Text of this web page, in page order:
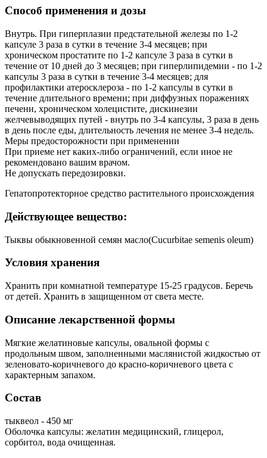
Способ применения и дозы
Внутрь. При гиперплазии предстательной железы по 1-2
капсуле 3 раза в сутки в течение 3-4 месяцев; при
хроническом простатите по 1-2 капсуле 3 раза в сутки в
течение от 10 дней до 3 месяцев; при гиперлипидемии - по 1-2
капсулы 3 раза в сутки в течение 3-4 месяцев; для
профилактики атеросклероза - по 1-2 капсулы в сутки в
течение длительного времени; при диффузных поражениях
печени, хроническом холецистите, дискинезии
желчевыводящих путей - внутрь по 3-4 капсулы, 3 раза в день
в день после еды, длительность лечения не менее 3-4 недель.
Меры предосторожности при применении
При приеме нет каких-либо ограничений, если иное не
рекомендовано вашим врачом.
Не допускать передозировки.
Гепатопротекторное средство растительного происхождения
Действующее вещество:
Тыквы обыкновенной семян масло(Cucurbitae semenis oleum)
Условия хранения
Хранить при комнатной температуре 15-25 градусов. Беречь
от детей. Хранить в защищенном от света месте.
Описание лекарственной формы
Мягкие желатиновые капсулы, овальной формы с
продольным швом, заполненными маслянистой жидкостью от
зеленовато-коричневого до красно-коричневого цвета с
характерным запахом.
Состав
тыквеол - 450 мг
Оболочка капсулы: желатин медицинский, глицерол,
сорбитол, вода очищенная.